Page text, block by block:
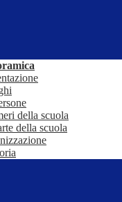
della scuola
della scuola